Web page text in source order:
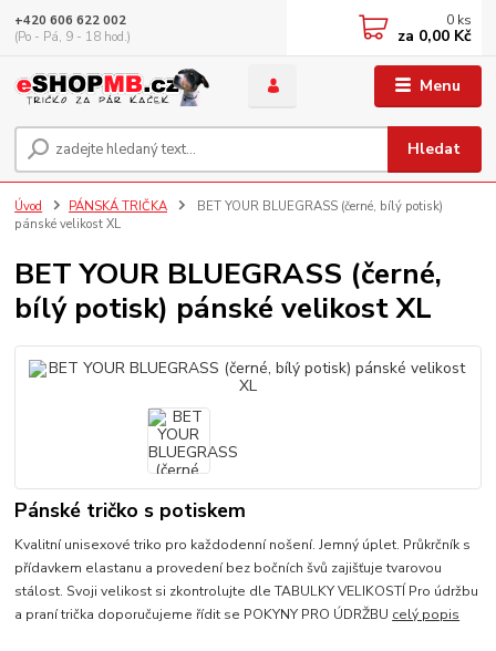
Menu
Hledat
+420 606 622 002
(Po - Pá, 9 - 18 hod.)
0 ks
za 0,00 Kč
Úvod PÁNSKÁ TRIČKA
BET YOUR BLUEGRASS (černé, bílý potisk)
pánské velikost XL
BET YOUR BLUEGRASS (černé,
bílý potisk) pánské velikost XL
Pánské tričko s potiskem
Kvalitní unisexové triko pro každodenní nošení. Jemný úplet. Průkrčník s
přídavkem elastanu a provedení bez bočních švů zajišťuje tvarovou
stálost. Svoji velikost si zkontrolujte dle TABULKY VELIKOSTÍ Pro údržbu
a praní trička doporučujeme řídit se POKYNY PRO ÚDRŽBU celý popis